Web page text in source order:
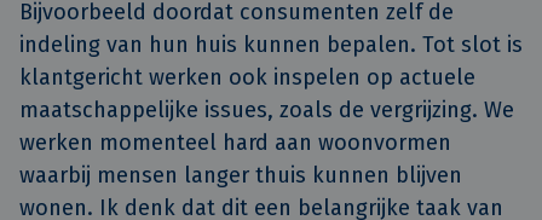
Bijvoorbeeld doordat consumenten zelf de
indeling van hun huis kunnen bepalen. Tot slot is
klantgericht werken ook inspelen op actuele
maatschappelijke issues, zoals de vergrijzing. We
werken momenteel hard aan woonvormen
waarbij mensen langer thuis kunnen blijven
wonen. Ik denk dat dit een belangrijke taak van